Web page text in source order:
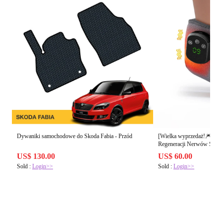
Dywaniki samochodowe do Skoda Fabia - Przód
US$ 130.00
Sold : Login>>
[Wielka
Regeneracji Nerwów
nerwów w stopach ✨Drugi egzemplarz za połowę
ceny!
US$ 60.00
Sold :Login>>